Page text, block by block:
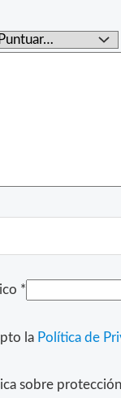
*
la Política de
sobre